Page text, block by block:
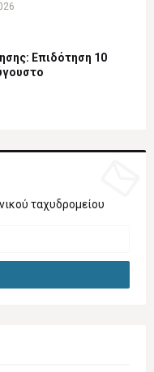
Επιδότηση 10
ταχυδρομείου